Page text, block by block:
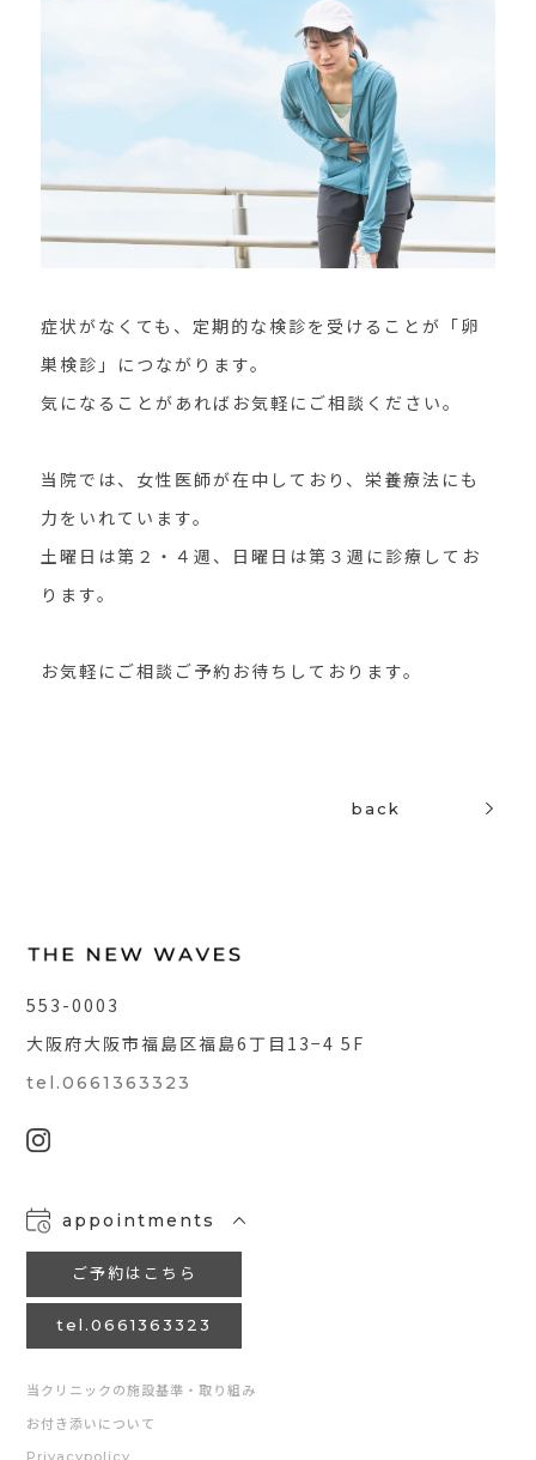
症状がなくても、定期的な検診を受けることが「卵
巣検診」につながります。
気になることがあればお気軽にご相談ください。
当院では、女性医師が在中しており、栄養療法にも
力をいれています。
土曜日は第２・４週、日曜日は第３週に診療してお
ります。
お気軽にご相談ご予約お待ちしております。
back
553-0003
大阪府大阪市福島区福島6丁目13−4 5F
tel.0661363323
appointments
ご予約はこちら
tel.0661363323
当クリニックの施設基準・取り組み
お付き添いについて